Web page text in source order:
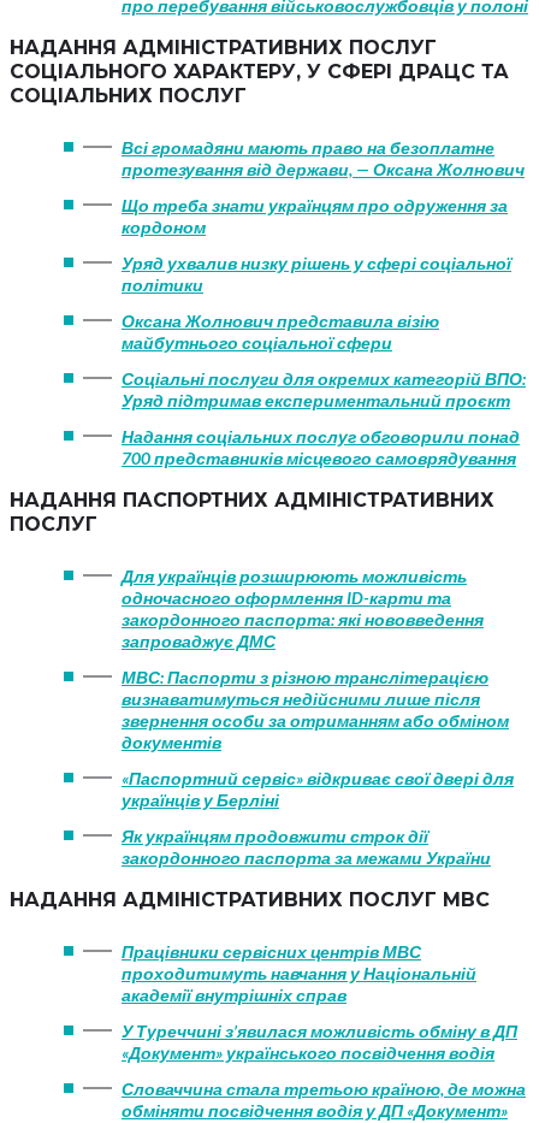
про перебування військовослужбовців у полоні
НАДАННЯ АДМІНІСТРАТИВНИХ ПОСЛУГ
СОЦІАЛЬНОГО ХАРАКТЕРУ, У СФЕРІ ДРАЦС ТА
СОЦІАЛЬНИХ ПОСЛУГ
Всі громадяни мають право на безоплатне
протезування від держави, — Оксана Жолнович
Що треба знати українцям про одруження за
кордоном
Уряд ухвалив низку рішень у сфері соціальної
політики
Оксана Жолнович представила візію
майбутнього соціальної сфери
Соціальні послуги для окремих категорій ВПО:
Уряд підтримав експериментальний проєкт
Надання соціальних послуг обговорили понад
700 представників місцевого самоврядування
НАДАННЯ ПАСПОРТНИХ АДМІНІСТРАТИВНИХ
ПОСЛУГ
Для українців розширюють можливість
одночасного оформлення ID-карти та
закордонного паспорта: які нововведення
запроваджує ДМС
МВС: Паспорти з різною транслітерацією
визнаватимуться недійсними лише після
звернення особи за отриманням або обміном
документів
«Паспортний сервіс» відкриває свої двері для
українців у Берліні
Як українцям продовжити строк дії
закордонного паспорта за межами України
НАДАННЯ АДМІНІСТРАТИВНИХ ПОСЛУГ МВС
Працівники сервісних центрів МВС
проходитимуть навчання у Національній
академії внутрішніх справ
У Туреччині з’явилася можливість обміну в ДП
«Документ» українського посвідчення водія
Словаччина стала третьою країною, де можна
обміняти посвідчення водія у ДП «Документ»